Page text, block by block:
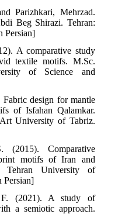
and Parizhkari, Mehrzad.
Eden Abdi Beg Shirazi. Tehran:
[in Persian]
M. (2012). A comparative study
Safavid textile motifs. M.Sc.
University of Science and
(2019). Fabric design for mantle
motifs of Isfahan Qalamkar.
Islamic Art University of Tabriz.
S. (2015). Comparative
batik print motifs of Iran and
Tehran University of
[in Persian]
F. (2021). A study of
with a semiotic approach.